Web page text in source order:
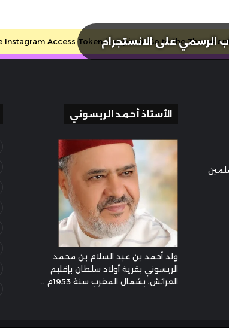
الرسمي على الانستجرام
Instagram Access Token is expired, Go to the Theme
الأستاذ أحمد الريسوني
ولد أحمد بن عبد السلام بن محمد
الريسوني بقرية أولاد سلطان بإقليم
العرائش، بشمال المغرب سنة 1953م ...